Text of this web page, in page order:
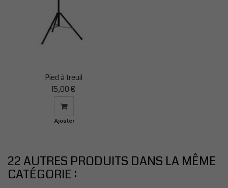
Pied à treuil
15,00 €
Ajouter
22 AUTRES PRODUITS DANS LA MÊME
CATÉGORIE :